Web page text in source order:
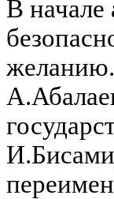
В начале